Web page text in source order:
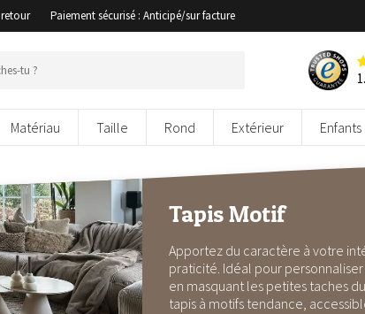
Paiement sécurisé : Anticipé/sur facture
Matériau Taille Rond Extérieur Enfants
Tapis Motif
Apportez du caractère à votre
praticité. Idéal pour
en masquant les petites taches
tapis à motifs tendance,